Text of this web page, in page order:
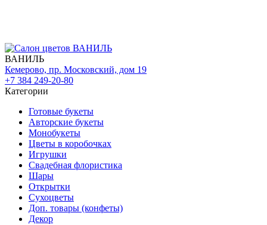
ВАНИЛЬ
Кемерово, пр. Московский, дом 19
+7 384 249-20-80
Категории
Готовые букеты
Авторские букеты
Монобукеты
Цветы в коробочках
Игрушки
Свадебная флористика
Шары
Открытки
Сухоцветы
Доп. товары (конфеты)
Декор